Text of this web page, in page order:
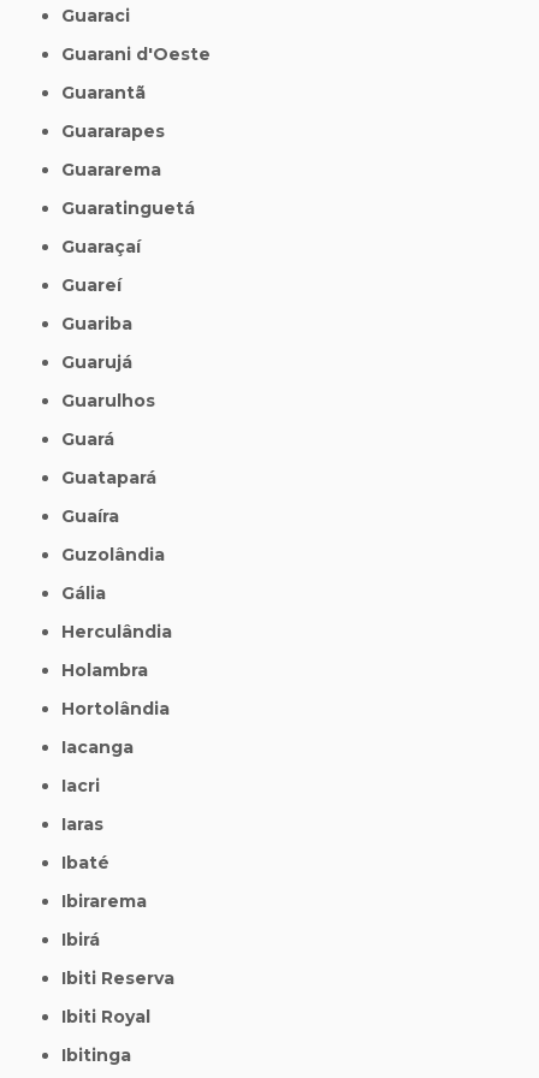
Guaraci
Guarani d'Oeste
Guarantã
Guararapes
Guararema
Guaratinguetá
Guaraçaí
Guareí
Guariba
Guarujá
Guarulhos
Guará
Guatapará
Guaíra
Guzolândia
Gália
Herculândia
Holambra
Hortolândia
Iacanga
Iacri
Iaras
Ibaté
Ibirarema
Ibirá
Ibiti Reserva
Ibiti Royal
Ibitinga